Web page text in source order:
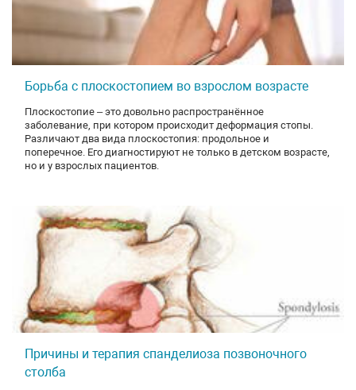
Борьба с плоскостопием во взрослом возрасте
Плоскостопие – это довольно распространённое
заболевание, при котором происходит деформация стопы.
Различают два вида плоскостопия: продольное и
поперечное. Его диагностируют не только в детском возрасте,
но и у взрослых пациентов.
Причины и терапия спанделиоза позвоночного
столба